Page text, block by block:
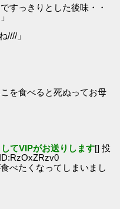
すっきりとした後味・・
////」
を食べると死ぬってお母
てVIPがお送りします[] 投
べたくなってしまいまし